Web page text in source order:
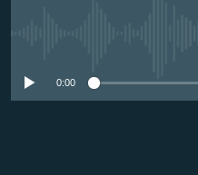
СОЦИАЛЬНЫЕ СЕТИ
0:00